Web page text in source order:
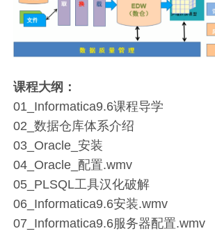
课程大纲：
01_Informatica9.6课程导学
02_数据仓库体系介绍
03_Oracle_安装
04_Oracle_配置.wmv
05_PLSQL工具汉化破解
06_Informatica9.6安装.wmv
07_Informatica9.6服务器配置.wmv